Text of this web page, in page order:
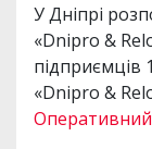
У Дніпрі
«Dnipro &
підприємців
«Dnipro &
Оперативний